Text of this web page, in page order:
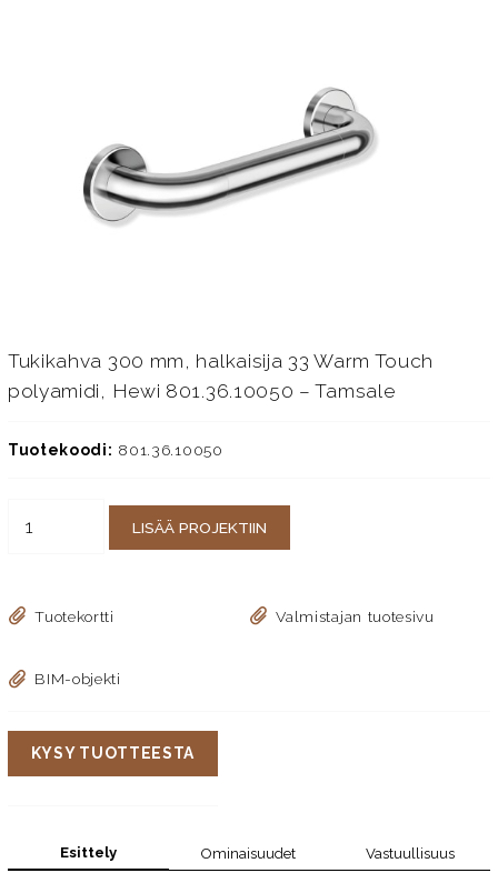
Tukikahva 300 mm, halkaisija 33 Warm Touch
polyamidi, Hewi 801.36.10050 – Tamsale
Tuotekoodi: 801.36.10050
LISÄÄ PROJEKTIIN
Tuotekortti Valmistajan tuotesivu
BIM-objekti
KYSY TUOTTEESTA
Esittely Ominaisuudet Vastuullisuus